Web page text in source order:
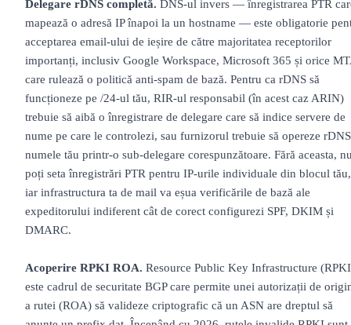
Delegare rDNS completă. DNS-ul invers — înregistrarea PTR
mapează o adresă IP înapoi la un hostname — este obligatorie
acceptarea email-ului de ieșire de către majoritatea receptorilor
importanți, inclusiv Google Workspace, Microsoft 365 și orice
care rulează o politică anti-spam de bază. Pentru ca rDNS să
funcționeze pe /24-ul tău, RIR-ul responsabil (în acest caz ARIN)
trebuie să aibă o înregistrare de delegare care să indice servere de
nume pe care le controlezi, sau furnizorul trebuie să opereze
numele tău printr-o sub-delegare corespunzătoare. Fără aceasta,
poți seta înregistrări PTR pentru IP-urile individuale din blocul tău,
iar infrastructura ta de mail va eșua verificările de bază ale
expeditorului indiferent cât de corect configurezi SPF, DKIM și
DMARC.
Acoperire RPKI ROA. Resource Public Key Infrastructure
este cadrul de securitate BGP care permite unei autorizații de
a rutei (ROA) să valideze criptografic că un ASN are dreptul să